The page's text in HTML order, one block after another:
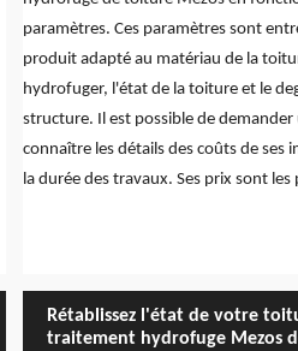
paramètres. Ces paramètres sont
produit adapté au matériau de la
hydrofuger, l'état de la toiture et le
structure. Il est possible de
connaître les détails des coûts de ses
la durée des travaux. Ses prix sont
Rétablissez l'état de votre
traitement hydrofuge Mezos